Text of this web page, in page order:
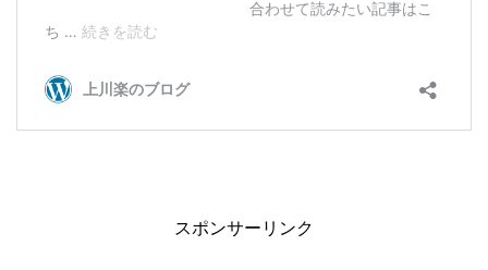
スポンサーリンク